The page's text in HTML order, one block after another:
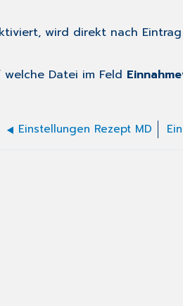
wird direkt nach
Datei im Feld
Einstellungen Rezept MD